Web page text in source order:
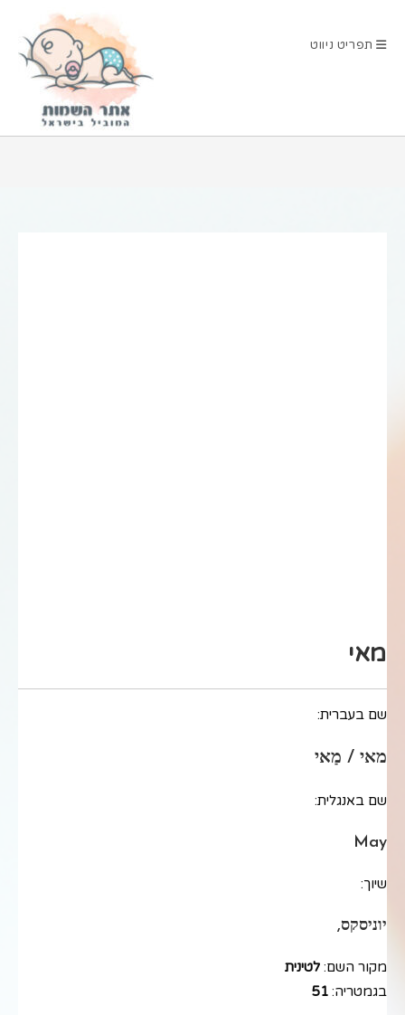
תפריט ניווט
מאי
שם בעברית:
מאי / מַאי
שם באנגלית:
May
שיוך:
יוניסקס,
מקור השם: לטינית
בגמטריה: 51